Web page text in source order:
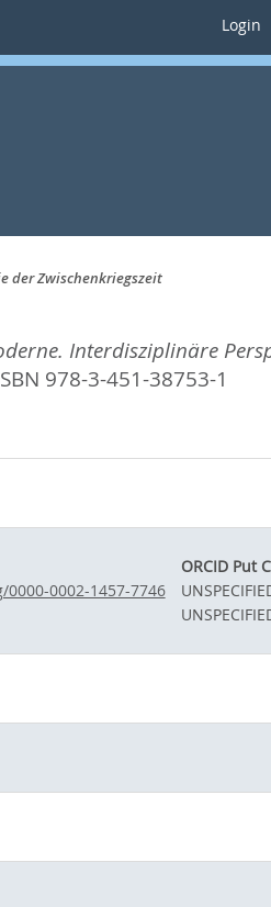
Login
der Zwischenkriegszeit
Interdisziplinäre
978-3-451-38753-1
ORCID Put
0002-1457-7746